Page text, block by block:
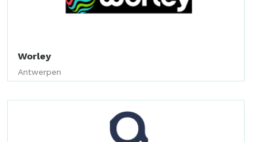
Worley
Antwerpen